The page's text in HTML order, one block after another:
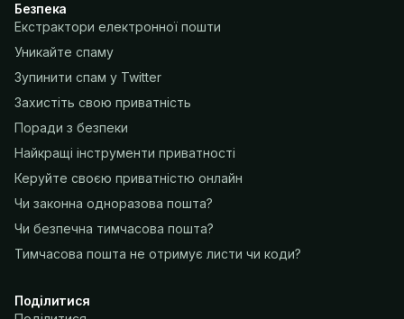
Безпека
Екстрактори електронної пошти
Уникайте спаму
Зупинити спам у Twitter
Захистіть свою приватність
Поради з безпеки
Найкращі інструменти приватності
Керуйте своєю приватністю онлайн
Чи законна одноразова пошта?
Чи безпечна тимчасова пошта?
Тимчасова пошта не отримує листи чи коди?
Поділитися